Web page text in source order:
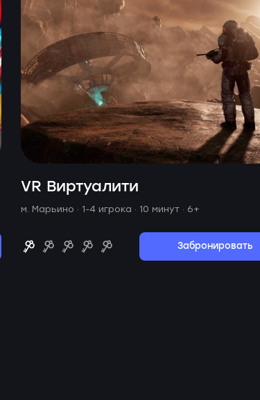
VR Виртуалити
м. Марьино · 1-4 игрока · 10 минут · 6+
Забронировать